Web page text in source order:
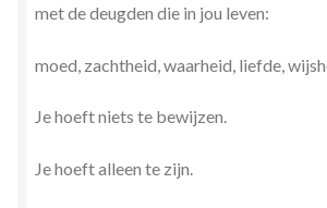
met de deugden die in jou leven:
moed, zachtheid, waarheid, liefde,
Je hoeft niets te bewijzen.
Je hoeft alleen te zijn.